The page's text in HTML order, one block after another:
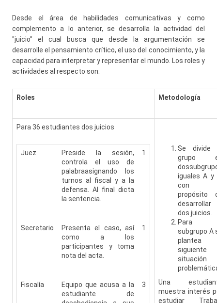
Desde el área de habilidades comunicativas y como
complemento a lo anterior, se desarrolla la actividad del
"juicio" el cual busca que desde la argumentación se
desarrolle el pensamiento crítico, el uso del conocimiento, y la
capacidad para interpretar y representar el mundo. Los roles y
actividades al respecto son:
Roles Metodología
Para 36 estudiantes dos juicios
Juez
Preside la sesión,
controla el uso de
palabraasignando los
turnos al fiscal y a la
defensa. Al final dicta
la sentencia.
1
Secretario
Presenta el caso, así
como a los
participantes y toma
nota del acta.
1
Fiscalía
Equipo que acusa a la
estudiante de
3
Se divide
grupo
iguales A y
con
propósito
desarrollar
dos juicios.
Para
subgrupo A
plantea
siguiente
situación
Una
muestra interés
estudiar